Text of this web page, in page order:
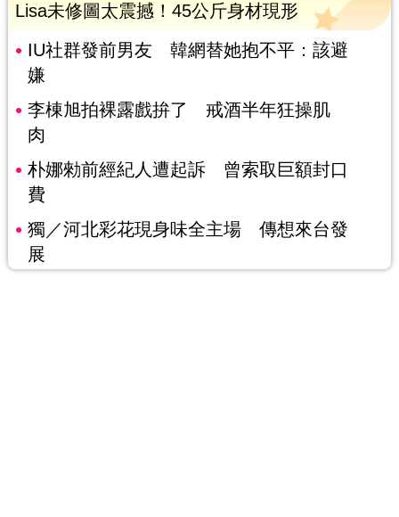
Lisa未修圖太震撼！45公斤身材現形
IU社群發前男友 韓網替她抱不平：該避
嫌
李棟旭拍裸露戲拚了 戒酒半年狂操肌
肉
朴娜勑前經紀人遭起訴 曾索取巨額封口
費
獨／河北彩花現身味全主場 傳想來台發
展